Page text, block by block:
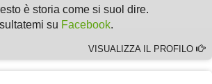
è storia come si suol dire.
su Facebook.
VISUALIZZA IL PROFILO